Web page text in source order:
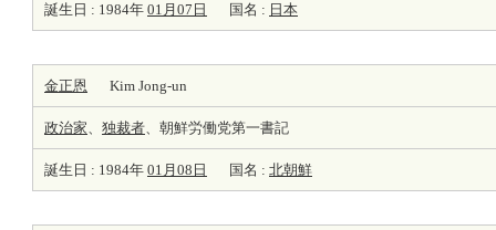
誕生日 : 1984年 01月07日 国名 : 日本
金正恩 Kim Jong-un
政治家、 独裁者、朝鮮労働党第一書記
誕生日 : 1984年 01月08日 国名 : 北朝鮮